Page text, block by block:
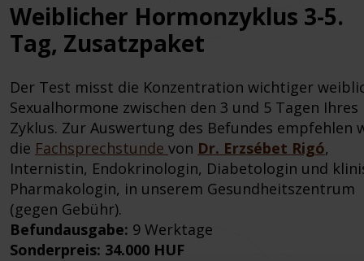
Weiblicher Hormonzyklus 3-5.
Tag, Zusatzpaket
Der Test misst die Konzentration wichtiger
Sexualhormone zwischen den 3 und 5 Tagen Ihres
Zyklus. Zur Auswertung des Befundes empfehlen
die Fachsprechstunde von Dr. Erzsébet Rigó,
Internistin, Endokrinologin, Diabetologin und
Pharmakologin, in unserem Gesundheitszentrum
(gegen Gebühr).
Befundausgabe: 9 Werktage
Sonderpreis: 34.000 HUF